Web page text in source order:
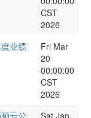
CST
2026
业绩
Fri Mar
20
00:00:00
CST
2026
亏公
Sat Jan